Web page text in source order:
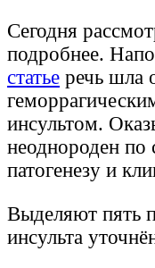
Сегодня
подробнее.
статье речь шла
инсультом.
неоднороден по
патогенезу и
Выделяют пять
инсульта